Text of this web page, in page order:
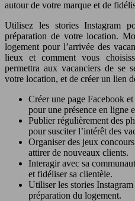
autour de votre marque et de
Utilisez les stories Instagram
préparation de votre location.
logement pour l’arrivée des
lieux et comment vous
permettra aux vacanciers de se
votre location, et de créer un lien
Créer une page Facebook
pour une présence en ligne
Publier régulièrement des
pour susciter l’intérêt des
Organiser des jeux
attirer de nouveaux clients.
Interagir avec sa
et fidéliser sa clientèle.
Utiliser les stories
préparation du logement.